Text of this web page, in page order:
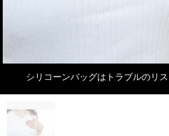
シリコーンバッグはトラブルのリ